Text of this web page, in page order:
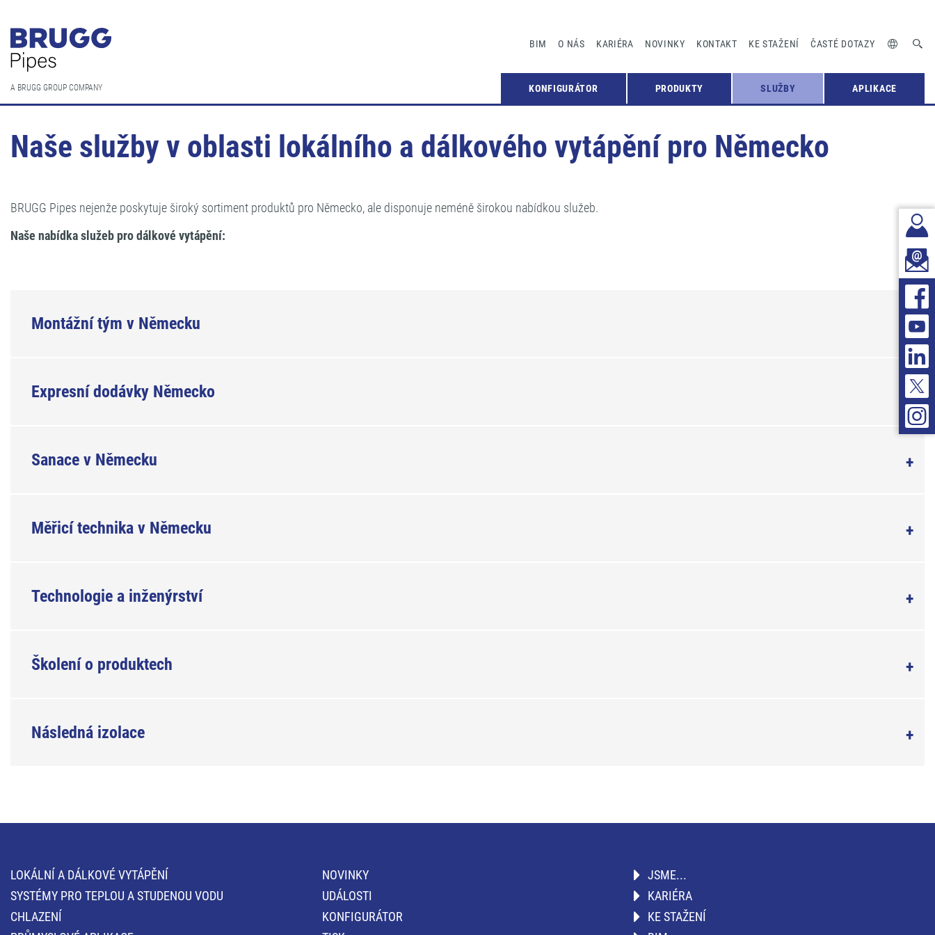
BIM O NÁS KARIÉRA NOVINKY KONTAKT KE STAŽENÍ ČASTÉ DOTAZY
A BRUGG GROUP COMPANY KONFIGURÁTOR PRODUKTY SLUŽBY APLIKACE
DOMOVSKÁ STRÁNKA
Naše služby v oblasti lokálního a dálkového vytápění pro Německo
BRUGG Pipes nejenže poskytuje široký sortiment produktů pro Německo, ale disponuje neméně širokou nabídkou služeb.
Naše nabídka služeb pro dálkové vytápění:
Montážní tým v Německu
Expresní dodávky Německo
Sanace v Německu
Měřicí technika v Německu
Technologie a inženýrství
Školení o produktech
Následná izolace
LOKÁLNÍ A DÁLKOVÉ VYTÁPĚNÍ
SYSTÉMY PRO TEPLOU A STUDENOU VODU
CHLAZENÍ
NOVINKY
UDÁLOSTI
KONFIGURÁTOR
JSME...
KARIÉRA
KE STAŽENÍ